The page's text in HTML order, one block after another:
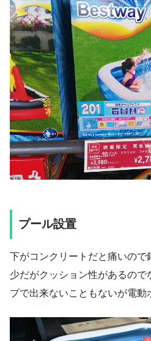
プール設置
下がコンクリートだと痛いので
少だがクッション性があるの
プで出来ないこともないが電動